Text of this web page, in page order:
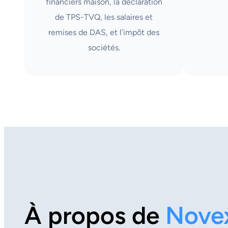
de TPS-TVQ, les salaires et
remises de DAS, et l’impôt des
sociétés.
À propos de